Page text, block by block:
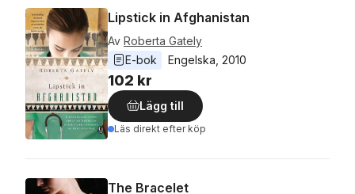
Lipstick in Afghanistan
Av Roberta Gately
E-bok
Engelska 2010
102 kr
Lägg till
Läs direkt efter köp
The Bracelet